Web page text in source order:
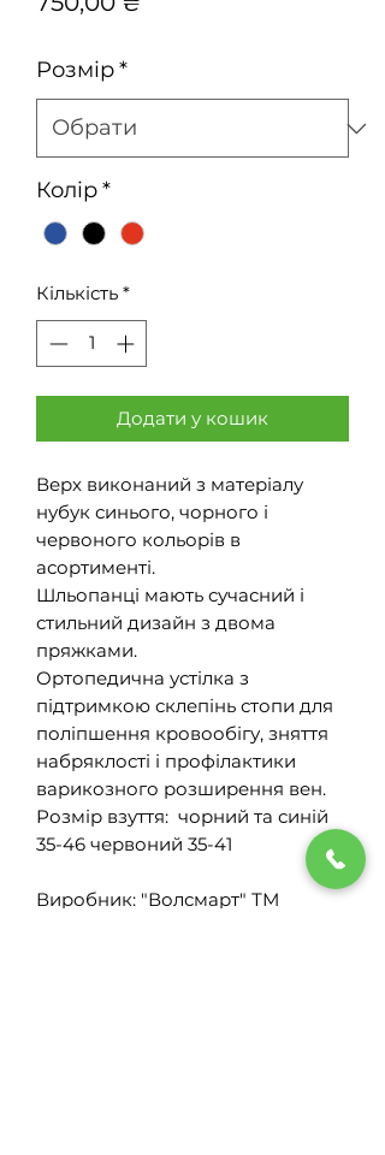
Розмір*
Колір*
Кількість *
Додати у кошик
Верх виконаний з матеріалу
нубук синього, чорного і
червоного кольорів в
асортименті.
Шльопанці мають сучасний і
стильний дизайн з двома
пряжками.
Ортопедична устілка з
підтримкою склепінь стопи для
поліпшення кровообігу, зняття
набряклості і профілактики
варикозного розширення вен.
Розмір взуття: чорний та синій
35-46 червоний 35-41
Виробник: "Волсмарт" ТМ